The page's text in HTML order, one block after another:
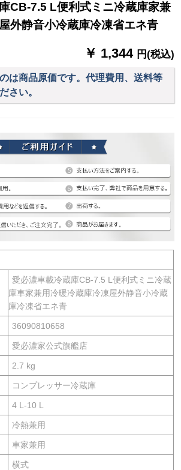
CB-7.5 L便利式ミニ冷蔵庫家兼
外静音小冷蔵庫冷凍省エネ青
￥ 1,344 円(税込)
は商品原価です。代理費用、送料等
さい。
愛必濃車載冷蔵庫CB-7.5 L便利式ミニ冷蔵
庫車家兼用冷暖冷蔵庫冷凍屋外静音小冷蔵
庫冷凍省エネ青
36090810658
愛必濃家公式旗艦店
2.7 kg
コンプレッサー冷蔵庫
4 L-10 L
冷熱兼用
車家兼用
横式